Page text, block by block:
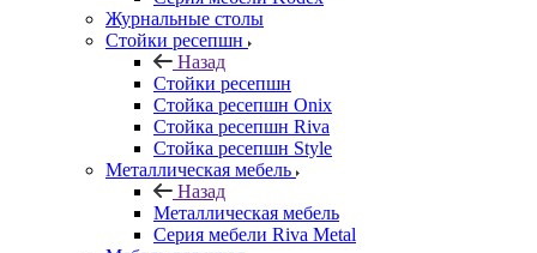
Журнальные столы
Стойки ресепшн
Назад
Стойки ресепшн
Стойка ресепшн Onix
Стойка ресепшн Riva
Стойка ресепшн Style
Металлическая мебель
Назад
Металлическая мебель
Серия мебели Riva Metal